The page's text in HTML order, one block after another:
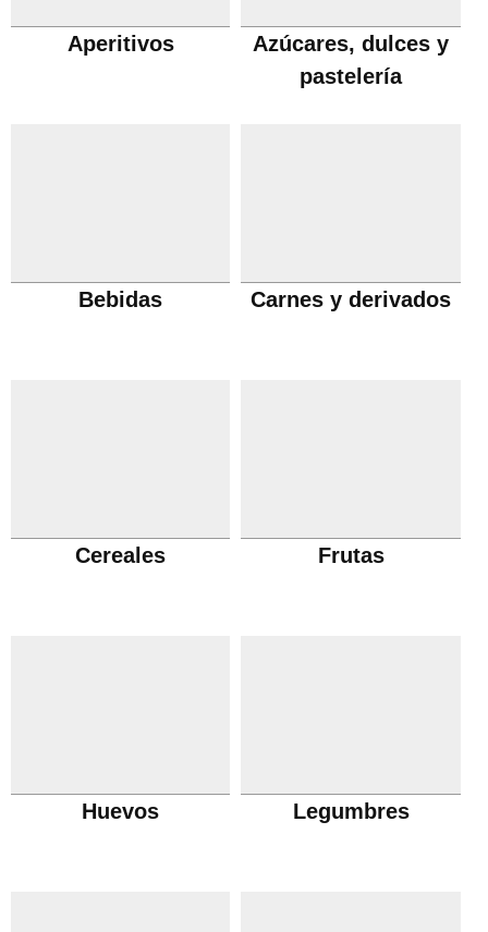
Aperitivos
Azúcares, dulces y
pastelería
Bebidas Carnes y derivados
Cereales Frutas
Huevos Legumbres